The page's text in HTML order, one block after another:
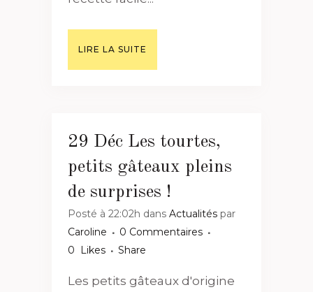
LIRE LA SUITE
29 Déc Les tourtes,
petits gâteaux pleins
de surprises !
Posté à 22:02h dans Actualités par
Caroline
0 Commentaires
0
Likes Share
Les petits gâteaux d'origine